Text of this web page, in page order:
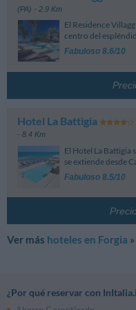
(PA) - 2.9 Km
El Residence
centro del
Fabuloso 8.6/10
Hotel La Battigia
- 8.4 Km
El Hotel La Battigia
se extiende desde
Fabuloso 8.5/10
Ver más hoteles en Forgia »
¿Por qué reservar con